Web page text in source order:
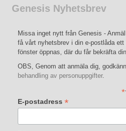
Genesis Nyhetsbrev
Missa inget nytt från Genesis -
få vårt nyhetsbrev i din e-postlåda
fönster öppnas, där du får bekräfta
OBS, Genom att anmäla dig,
behandling av personuppgifter.
*
E-postadress *